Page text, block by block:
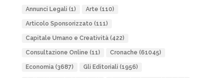
Annunci Legali (1) Arte (110)
Articolo Sponsorizzato (111)
Capitale Umano e Creatività(422)
Consultazione Online (11) Cronache (61045)
Economia(3687) Gli Editoriali (1956)